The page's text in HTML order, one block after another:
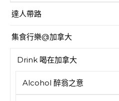
達人帶路
集食行樂@加拿大
Drink 喝在加拿大
Alcohol 醉翁之意